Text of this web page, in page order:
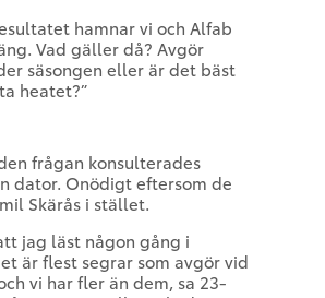
hamnar vi och Alfab
Vad gäller då? Avgör
säsongen eller är det bäst
heatet?”
frågan konsulterades
dator. Onödigt eftersom de
Skärås i stället.
jag läst någon gång i
är flest segrar som avgör vid
vi har fler än dem, sa 23-